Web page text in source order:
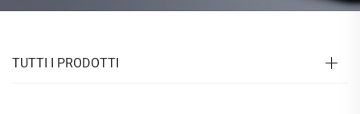
TUTTI I PRODOTTI